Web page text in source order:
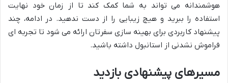
هوشمندانه می تواند به شما کمک کند تا از زمان خود نهایت
استفاده را ببرید و هیچ زیبایی را از دست ندهید. در ادامه، چند
پیشنهاد کاربردی برای بهینه سازی سفرتان ارائه می شود تا تجربه ای
فراموش نشدنی از استانبول داشته باشید.
مسیرهای پیشنهادی بازدید